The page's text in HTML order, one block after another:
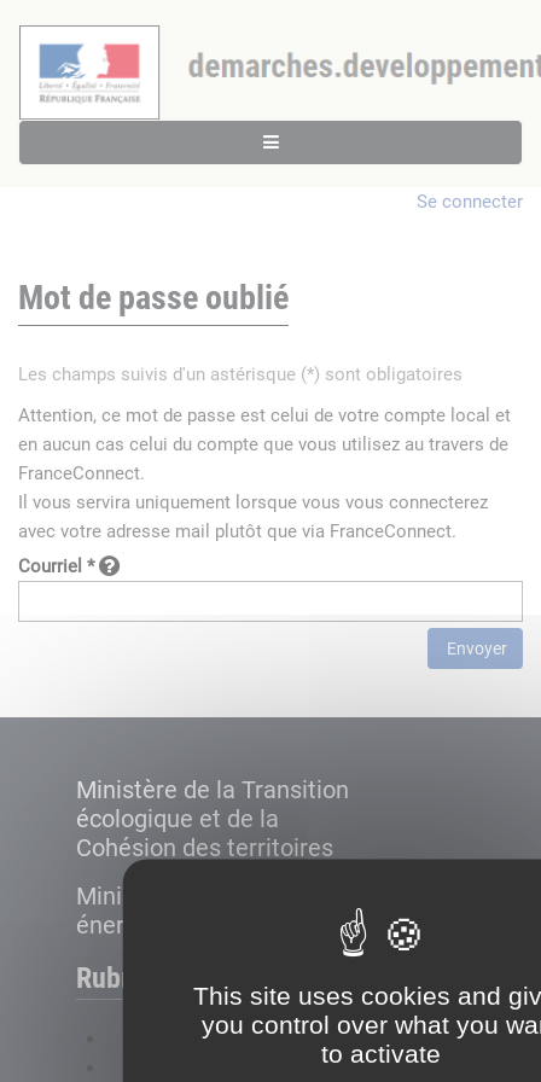
This site uses cookies and
you control over what you
to activate
Se connecter
Mot de passe oublié
Les champs suivis d'un astérisque (*) sont obligatoires
Attention, ce mot de passe est celui de votre compte local et
en aucun cas celui du compte que vous utilisez au travers de
FranceConnect.
Il vous servira uniquement lorsque vous vous connecterez
avec votre adresse mail plutôt que via FranceConnect.
Courriel *
Envoyer
Ministère de la Transition
écologique et de la
Cohésion des territoires
Ministère de la Transition
énergétique
Rubriques